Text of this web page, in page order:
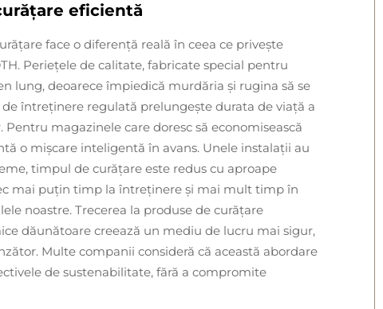
eficientă
face o diferenţă reală în ceea ce priveşte
Perieţele de calitate, fabricate special pentru
lung, deoarece împiedică murdăria şi rugina să se
întreţinere regulată prelungeşte durata de viaţă a
magazinele care doresc să economisească
o mișcare inteligentă în avans. Unele instalaţii au
timpul de curăţare este redus cu aproape
mai puţin timp la întreţinere şi mai mult timp în
noastre. Trecerea la produse de curăţare
dăunătoare creează un mediu de lucru mai sigur,
Multe companii consideră că această abordare
de sustenabilitate, fără a compromite